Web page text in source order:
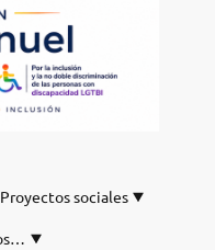
Proyectos sociales
Camisetas y Músicas Orgullos de nuestro DJ